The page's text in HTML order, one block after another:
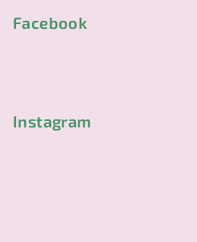
Facebook
Instagram